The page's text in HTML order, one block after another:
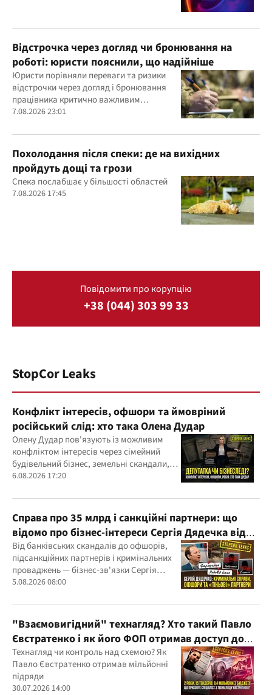
Відстрочка через догляд чи бронювання на
роботі: юристи пояснили, що надійніше
Юристи порівняли переваги та ризики
відстрочки через догляд і бронювання
працівника критично важливим
підприємством
7.08.2026 23:01
Похолодання після спеки: де на вихідних
пройдуть дощі та грози
Спека послабшає у більшості областей
7.08.2026 17:45
Повідомити про корупцію
+38 (044) 303 99 33
StopCor Leaks
Конфлікт інтересів, офшори та ймовріний
російський слід: хто така Олена Дудар
Олену Дудар пов'язують із можливим
конфліктом інтересів через сімейний
будівельний бізнес, земельні скандали,
судові справи
6.08.2026 17:20
Справа про 35 млрд і санкційні партнери: що
відомо про бізнес-інтереси Сергія Дядечка від
"Родовід Банку" до "ФАРМАСЕЛ"
Від банківських скандалів до офшорів,
підсанкційних партнерів і кримінальних
проваджень — бізнес-зв'язки Сергія
Дядечка й досі простягаються через
5.08.2026 08:00
"Взаємовигідний" технагляд? Хто такий Павло
Євстратенко і як його ФОП отримав доступ до
бюджетних мільйонів?
Технагляд чи контроль над схемою? Як
Павло Євстратенко отримав мільйонні
підряди
30.07.2026 14:00